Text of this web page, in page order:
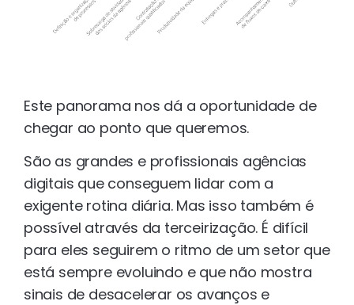
Este panorama nos dá a oportunidade de
chegar ao ponto que queremos.
São as grandes e profissionais agências
digitais que conseguem lidar com a
exigente rotina diária. Mas isso também é
possível através da terceirização. É difícil
para eles seguirem o ritmo de um setor que
está sempre evoluindo e que não mostra
sinais de desacelerar os avanços e